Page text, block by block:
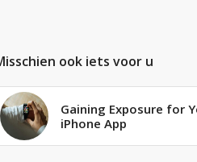
ook iets voor u
Gaining Exposure for
iPhone App